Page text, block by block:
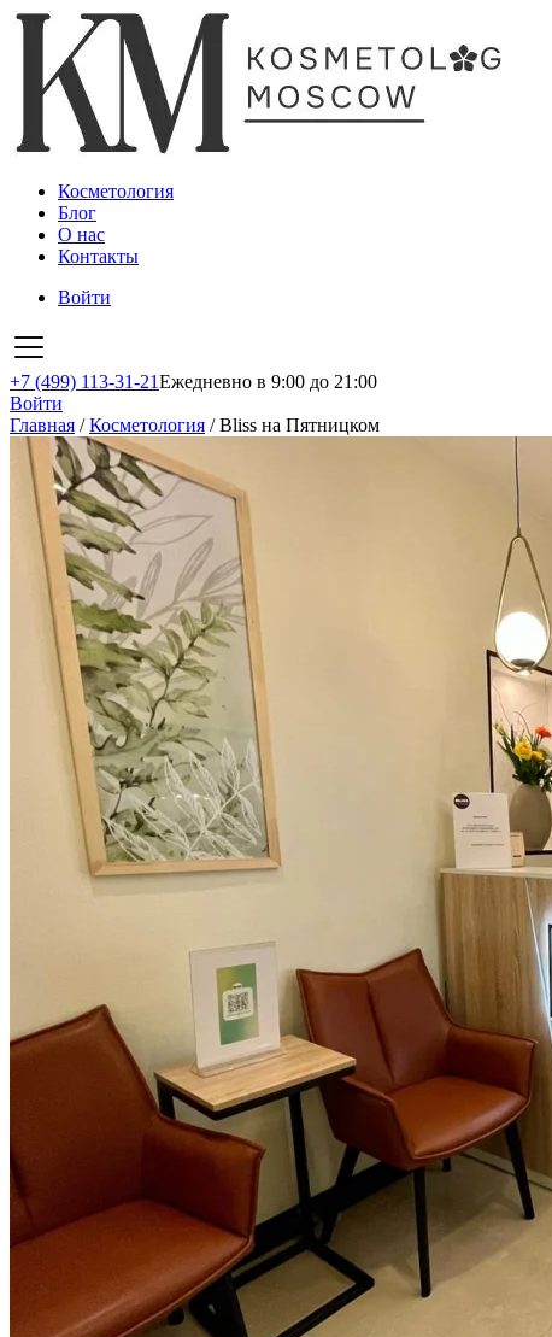
Косметология
Блог
О нас
Контакты
Войти
+7 (499) 113-31-21Ежедневно в 9:00 до 21:00
Войти
Главная /Косметология /Bliss на Пятницком